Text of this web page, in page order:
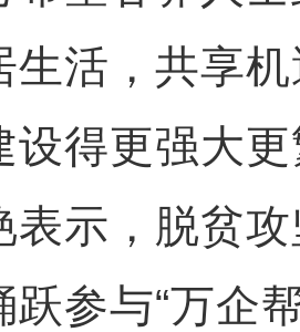
生活，共享
设得更强大
，脱贫攻
跃参与“万企